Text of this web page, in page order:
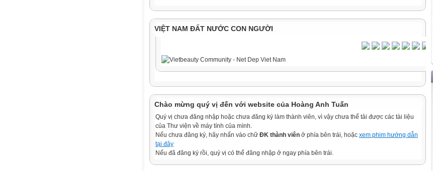
VIỆT NAM ĐẤT NƯỚC CON NGƯỜI
Chào mừng quý vị đến với website của Hoàng Anh Tuấn
Quý vị chưa đăng nhập hoặc chưa đăng ký làm thành viên, vì vậy chưa thể tải được các tài liệu
của Thư viện về máy tính của mình.
Nếu chưa đăng ký, hãy nhấn vào chữ ĐK thành viên ở phía bên trái, hoặc xem phim hướng dẫn
tại đây
Nếu đã đăng ký rồi, quý vị có thể đăng nhập ở ngay phía bên trái.